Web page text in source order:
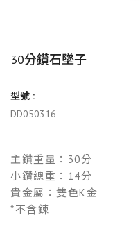
30分鑽石墜子
型號 :
DD050316
主鑽重量：30分
小鑽總重：14分
貴金屬：雙色K金
*不含鍊